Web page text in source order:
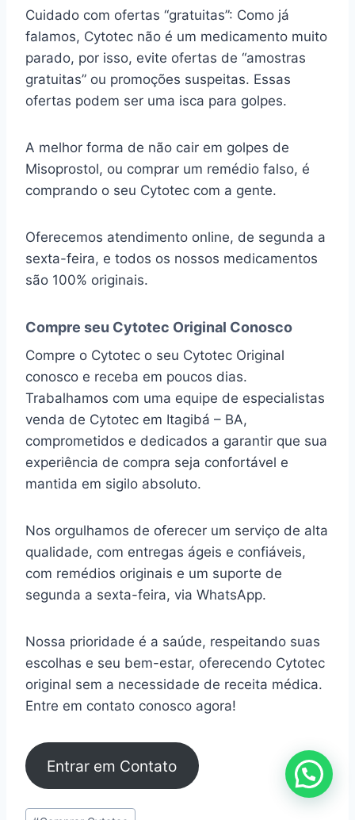
Cuidado com ofertas “gratuitas”: Como já
falamos, Cytotec não é um medicamento muito
parado, por isso, evite ofertas de “amostras
gratuitas” ou promoções suspeitas. Essas
ofertas podem ser uma isca para golpes.
A melhor forma de não cair em golpes de
Misoprostol, ou comprar um remédio falso, é
comprando o seu Cytotec com a gente.
Oferecemos atendimento online, de segunda a
sexta-feira, e todos os nossos medicamentos
são 100% originais.
Compre seu Cytotec Original Conosco
Compre o Cytotec o seu Cytotec Original
conosco e receba em poucos dias.
Trabalhamos com uma equipe de especialistas
venda de Cytotec em Itagibá – BA,
comprometidos e dedicados a garantir que sua
experiência de compra seja confortável e
mantida em sigilo absoluto.
Nos orgulhamos de oferecer um serviço de alta
qualidade, com entregas ágeis e confiáveis,
com remédios originais e um suporte de
segunda a sexta-feira, via WhatsApp.
Nossa prioridade é a saúde, respeitando suas
escolhas e seu bem-estar, oferecendo Cytotec
original sem a necessidade de receita médica.
Entre em contato conosco agora!
Entrar em Contato
Tags